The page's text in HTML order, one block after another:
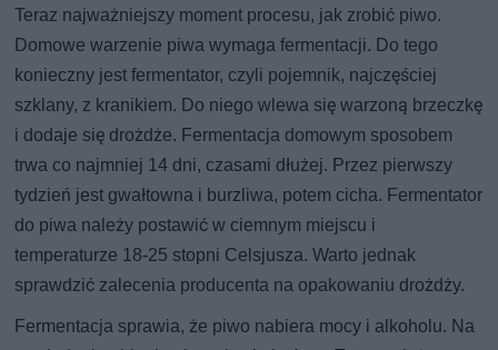
Teraz najważniejszy moment procesu, jak zrobić piwo.
Domowe warzenie piwa wymaga fermentacji. Do tego
konieczny jest fermentator, czyli pojemnik, najczęściej
szklany, z kranikiem. Do niego wlewa się warzoną brzeczkę
i dodaje się drożdże. Fermentacja domowym sposobem
trwa co najmniej 14 dni, czasami dłużej. Przez pierwszy
tydzień jest gwałtowna i burzliwa, potem cicha. Fermentator
do piwa należy postawić w ciemnym miejscu i
temperaturze 18-25 stopni Celsjusza. Warto jednak
sprawdzić zalecenia producenta na opakowaniu drożdży.
Fermentacja sprawia, że piwo nabiera mocy i alkoholu. Na